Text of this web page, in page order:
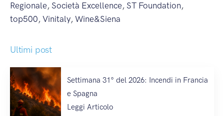
Regionale, Società Excellence, ST Foundation,
top500, Vinitaly, Wine&Siena
Ultimi post
Settimana 31° del 2026: Incendi in Francia
e Spagna
Leggi Articolo